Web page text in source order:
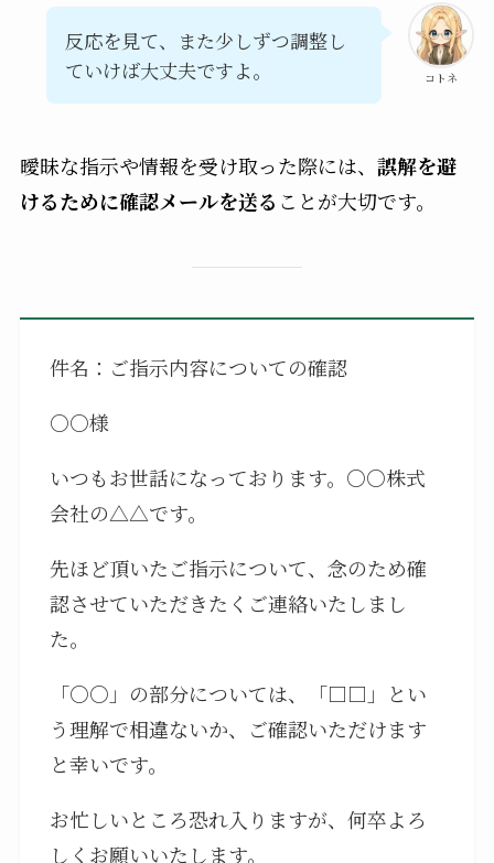
コトネ
反応を見て、また少しずつ調整し
ていけば大丈夫ですよ。
曖昧な指示や情報を受け取った際には、 誤解を避
けるために確認メールを送る ことが大切です。
件名：ご指示内容についての確認
○○様
いつもお世話になっております。○○株式
会社の△△です。
先ほど頂いたご指示について、念のため確
認させていただきたくご連絡いたしまし
た。
「○○」の部分については、「□□」とい
う理解で相違ないか、ご確認いただけます
と幸いです。
お忙しいところ恐れ入りますが、何卒よろ
しくお願いいたします。